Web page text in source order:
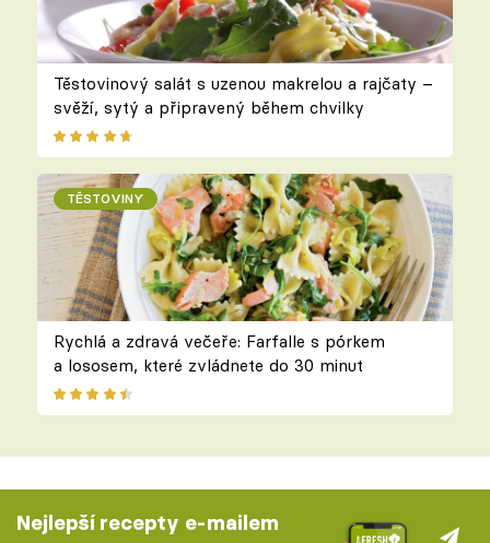
Těstovinový salát s uzenou makrelou a rajčaty –
svěží, sytý a připravený během chvilky
TĚSTOVINY
Rychlá a zdravá večeře: Farfalle s pórkem
a lososem, které zvládnete do 30 minut
Nejlepší recepty e-mailem